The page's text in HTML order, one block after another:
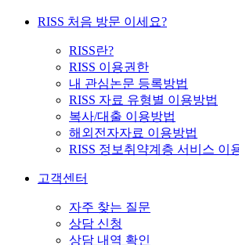
RISS 처음 방문 이세요?
RISS란?
RISS 이용권한
내 관심논문 등록방법
RISS 자료 유형별 이용방법
복사/대출 이용방법
해외전자자료 이용방법
RISS 정보취약계층 서비스 이
고객센터
자주 찾는 질문
상담 신청
상담 내역 확인